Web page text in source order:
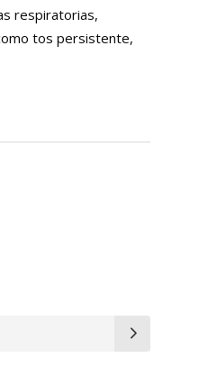
respiratorias,
tos persistente,